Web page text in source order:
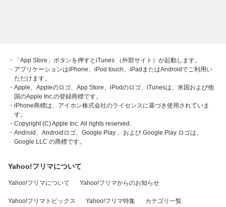
・「App Store」ボタンを押すとiTunes （外部サイト）が起動します。
・アプリケーションはiPhone、iPod touch、iPadまたはAndroidでご利用い
ただけます。
・Apple、Appleのロゴ、App Store、iPodのロゴ、iTunesは、米国および他
国のApple Inc.の登録商標です。
・iPhone商標は、アイホン株式会社のライセンスに基づき使用されていま
す。
・Copyright (C) Apple Inc. All rights reserved.
・Android、Androidロゴ、Google Play 、および Google Play ロゴは、
Google LLC の商標です。
Yahoo!フリマについて
Yahoo!フリマについて Yahoo!フリマからのお知らせ
Yahoo!フリマトピックス Yahoo!フリマ特集 カテゴリ一覧